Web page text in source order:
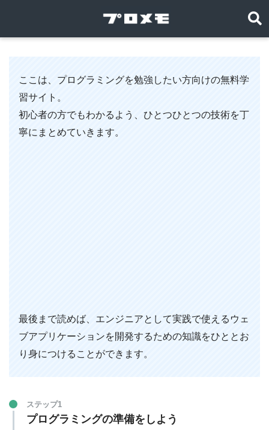
ここは、プログラミングを勉強したい方向けの無料学
習サイト。
初心者の方でもわかるよう、ひとつひとつの技術を丁
寧にまとめていきます。
最後まで読めば、エンジニアとして実践で使えるウェ
ブアプリケーションを開発するための知識をひととお
り身につけることができます。
ステップ1
プログラミングの準備をしよう